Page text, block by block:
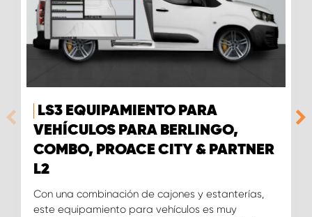
LS3 EQUIPAMIENTO PARA
VEHÍCULOS PARA BERLINGO,
COMBO, PROACE CITY & PARTNER
L2
Con una combinación de cajones y estanterías,
este equipamiento para vehículos es muy